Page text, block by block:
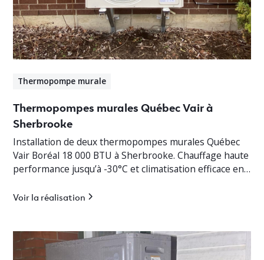
Thermopompe murale
Thermopompes murales Québec Vair à
Sherbrooke
Installation de deux thermopompes murales Québec
Vair Boréal 18 000 BTU à Sherbrooke. Chauffage haute
performance jusqu’à -30°C et climatisation efficace en
Voir la réalisation